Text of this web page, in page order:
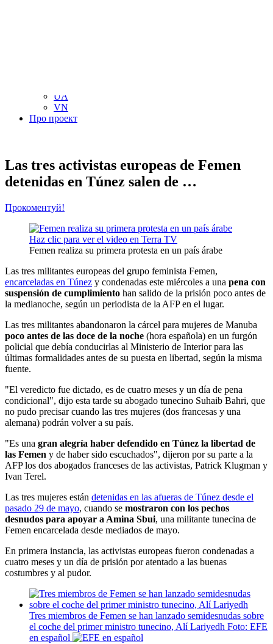
UA
VN
Про проект
Las tres activistas europeas de Femen
detenidas en Túnez salen de …
Прокоментуй!
Haz clic para ver el video en Terra TV
Femen realiza su primera protesta en un país árabe
Las tres militantes europeas del grupo feminista Femen,
encarceladas en Túnez y condenadas este miércoles a una pena con
suspensión de cumplimiento han salido de la prisión poco antes de
la medianoche, según un periodista de la AFP en el lugar.
Las tres militantes abandonaron la cárcel para mujeres de Manuba
poco antes de las doce de la noche (hora española) en un furgón
policial que debía conducirlas al Ministerio de Interior para las
últimas formalidades antes de su puesta en libertad, según la misma
fuente.
"El veredicto fue dictado, es de cuatro meses y un día de pena
condicional", dijo esta tarde su abogado tunecino Suhaib Bahri, que
no pudo precisar cuando las tres mujeres (dos francesas y una
alemana) podrán volver a su país.
"Es una gran alegría haber defendido en Túnez la libertad de
las Femen y de haber sido escuchados", dijeron por su parte a la
AFP los dos abogados franceses de las activistas, Patrick Klugman y
Ivan Terel.
Las tres mujeres están detenidas en las afueras de Túnez desde el
pasado 29 de mayo, cuando se mostraron con los pechos
desnudos para apoyar a Amina Sbui, una militante tunecina de
Femen encarcelada desde mediados de mayo.
En primera instancia, las activistas europeas fueron condenadas a
cuatro meses y un día de prisión por atentado a las buenas
costumbres y al pudor.
Tres miembros de Femen se han lanzado semidesnudas sobre
el coche del primer ministro tunecino, Alí Lariyedh Foto: EFE
en español